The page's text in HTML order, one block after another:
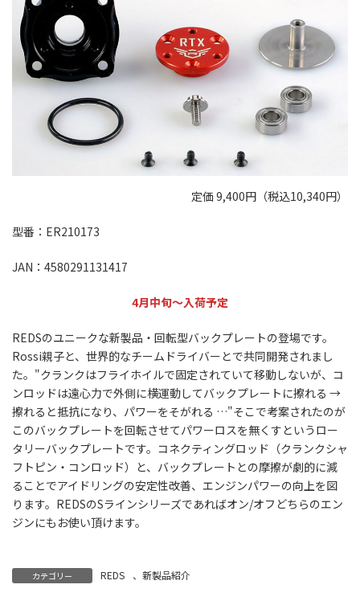
定価 9,400円（税込10,340円）
型番：ER210173
JAN：4580291131417
4月中旬～入荷予定
REDSのユニークな新製品・回転型バックプレートの登場です。
Rossi親子と、世界的なチームドライバーとで共同開発されまし
た。"クランクはフライホイルで固定されていて移動しないが、コ
ンロッドは遠心力で外側に横運動してバックプレートに擦れる →
擦れると抵抗になり、パワーをそがれる …"そこで考案されたのが
このバックプレートを回転させてパワーロスを無くすというロー
タリーバックプレートです。コネクティングロッド（クランクシャ
フトピン・コンロッド）と、バックプレートとの摩擦が劇的に減
ることでアイドリングの安定性改善、エンジンパワーの向上を図
ります。REDSのSラインシリーズであればオン/オフどちらのエン
ジンにもお使い頂けます。
カテゴリー REDS 、 新製品紹介